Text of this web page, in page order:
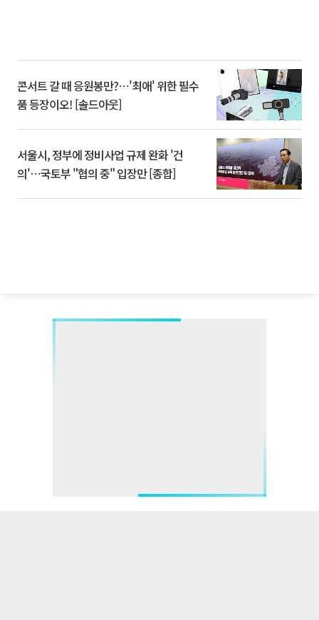
콘서트 갈 때 응원봉만?⋯'최애' 위한 필수
품 등장이오! [솔드아웃]
서울시, 정부에 정비사업 규제 완화 '건
의'⋯국토부 "협의 중" 입장만 [종합]